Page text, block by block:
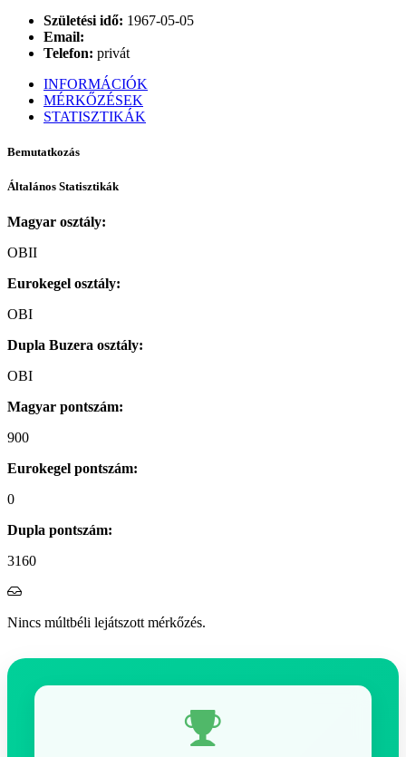
Születési idő: 1967-05-05
Email:
Telefon: privát
INFORMÁCIÓK
MÉRKŐZÉSEK
STATISZTIKÁK
Bemutatkozás
Általános Statisztikák
Magyar osztály:
OBII
Eurokegel osztály:
OBI
Dupla Buzera osztály:
OBI
Magyar pontszám:
900
Eurokegel pontszám:
0
Dupla pontszám:
3160
Nincs múltbéli lejátszott mérkőzés.